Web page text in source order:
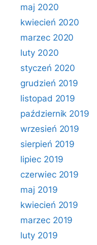
maj 2020
kwiecień 2020
marzec 2020
luty 2020
styczeń 2020
grudzień 2019
listopad 2019
październik 2019
wrzesień 2019
sierpień 2019
lipiec 2019
czerwiec 2019
maj 2019
kwiecień 2019
marzec 2019
luty 2019